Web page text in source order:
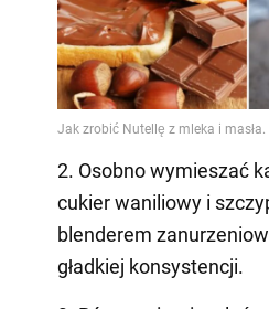
2. Osobno wymieszać
cukier waniliowy i
blenderem
gładkiej konsystencji.